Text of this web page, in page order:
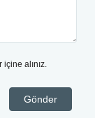
alınız.
Gönder